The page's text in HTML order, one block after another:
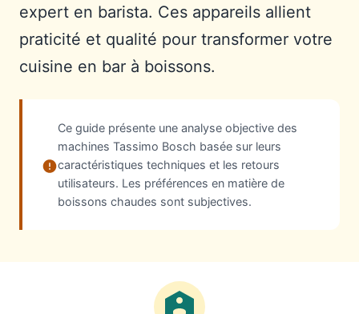
expert en barista. Ces appareils allient
praticité et qualité pour transformer votre
cuisine en bar à boissons.
Ce guide présente une analyse objective des
machines Tassimo Bosch basée sur leurs
caractéristiques techniques et les retours
utilisateurs. Les préférences en matière de
boissons chaudes sont subjectives.